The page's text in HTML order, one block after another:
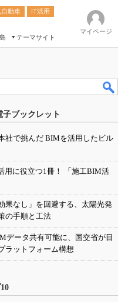
自動車
IT活用
テーマサイト
マイページ
子ブックレット
社で挑んだ BIMを活用したビル
用に役立つ1冊！ 「施工BIM活
果なし」を回避する、太陽光発
の手順と工法
データ共有可能に、国交省が目
ラットフォーム構想